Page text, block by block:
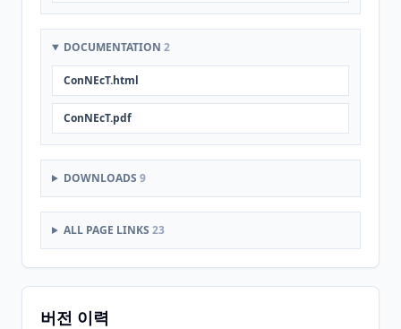
DOCUMENTATION 2
ConNEcT.html
ConNEcT.pdf
DOWNLOADS 9
ALL PAGE LINKS 23
버전 이력